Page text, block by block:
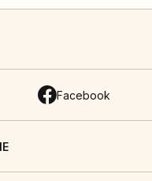
Facebook